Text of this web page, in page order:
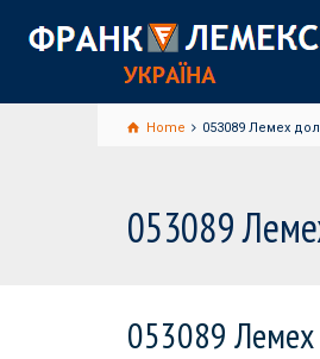
Home 053089 Лемех
053089
053089